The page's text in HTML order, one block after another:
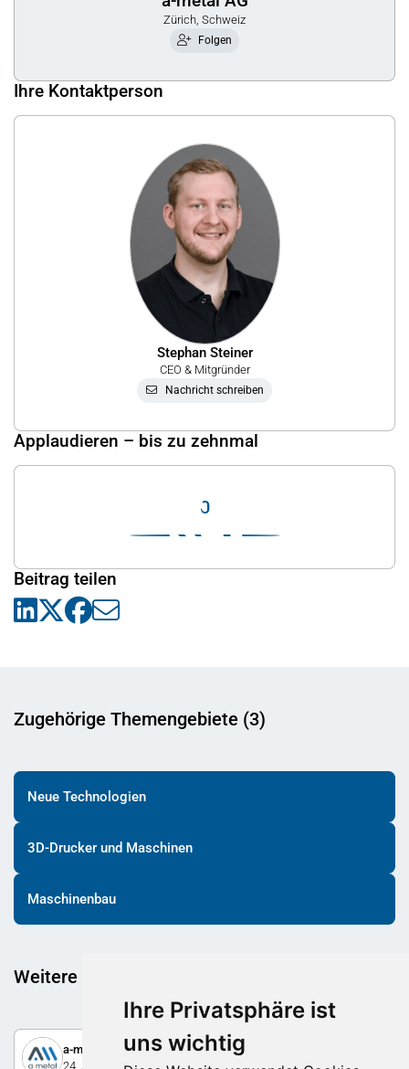
Ihre Privatsphäre ist
uns wichtig
Zürich, Schweiz
Folgen
Ihre Kontaktperson
Stephan Steiner
CEO & Mitgründer
Nachricht schreiben
Applaudieren – bis zu zehnmal
0
Beitrag teilen
Zugehörige Themengebiete (3)
Neue Technologien
3D-Drucker und Maschinen
Maschinenbau
Weitere spannende Beiträge
a-metal AG
24. August 2023